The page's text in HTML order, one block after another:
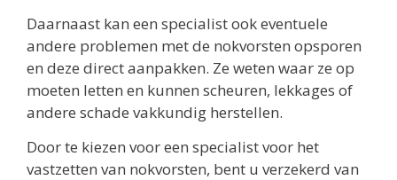
Daarnaast kan een specialist ook eventuele
andere problemen met de nokvorsten opsporen
en deze direct aanpakken. Ze weten waar ze op
moeten letten en kunnen scheuren, lekkages of
andere schade vakkundig herstellen.
Door te kiezen voor een specialist voor het
vastzetten van nokvorsten, bent u verzekerd van